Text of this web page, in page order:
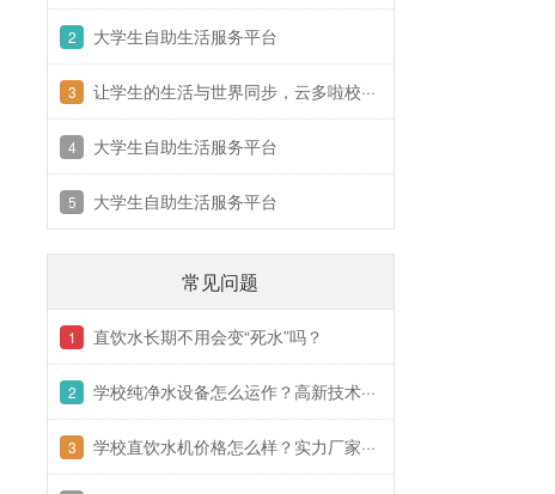
2 大学生自助生活服务平台
3 让学生的生活与世界同步，云多啦校···
4 大学生自助生活服务平台
5 大学生自助生活服务平台
常见问题
1 直饮水长期不用会变“死水”吗？
2 学校纯净水设备怎么运作？高新技术···
3 学校直饮水机价格怎么样？实力厂家···